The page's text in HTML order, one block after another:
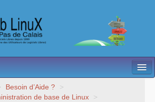
Besoin d’Aide ?
>
de base de Linux
>